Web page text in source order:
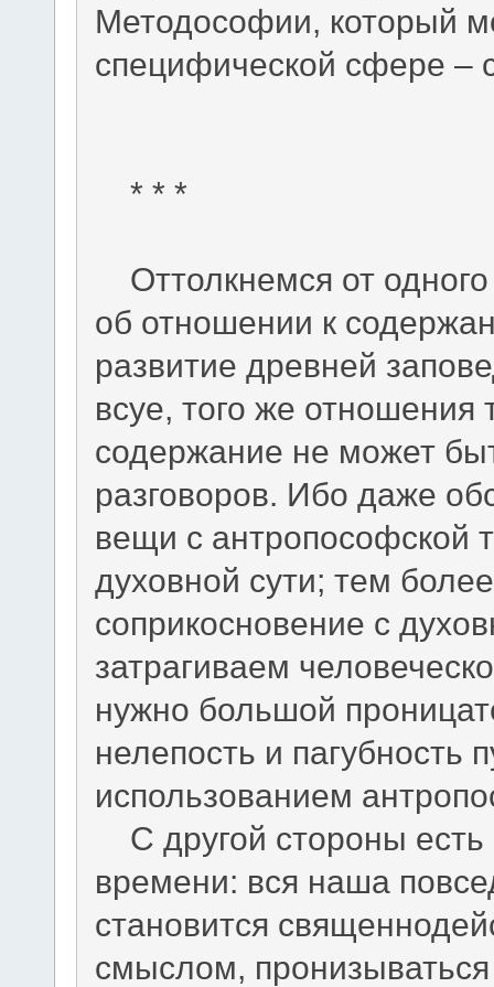
Методософии, который
специфической сфере –
* * *
Оттолкнемся от
об отношении к
развитие древней
всуе, того же отношения
содержание не может
разговоров. Ибо даже
вещи с антропософской
духовной сути; тем
соприкосновение с
затрагиваем
нужно большой
нелепость и пагубность
использованием
С другой стороны
времени: вся наша
становится
смыслом,